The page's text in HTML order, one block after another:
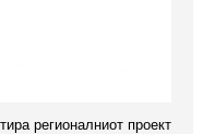
регионалниот проект